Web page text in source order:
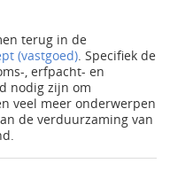
terug in de
(vastgoed). Specifiek de
, erfpacht- en
nodig zijn om
veel meer onderwerpen
de verduurzaming van